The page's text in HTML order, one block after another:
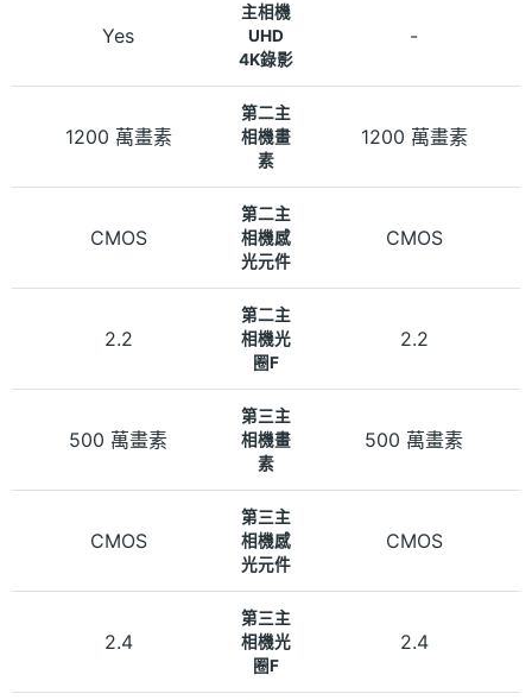
Yes
主相機
UHD
4K錄影
-
1200 萬畫素
第二主
相機畫
素
1200 萬畫素
CMOS
第二主
相機感
光元件
CMOS
2.2
第二主
相機光
圈F
2.2
500 萬畫素
第三主
相機畫
素
500 萬畫素
CMOS
第三主
相機感
光元件
CMOS
2.4
第三主
相機光
圈F
2.4